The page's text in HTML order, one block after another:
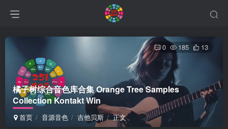
橘子树综合音色库合集 Orange Tree Samples
Collection Kontakt Win
首页 音源音色 吉他贝斯 正文
0 185 13